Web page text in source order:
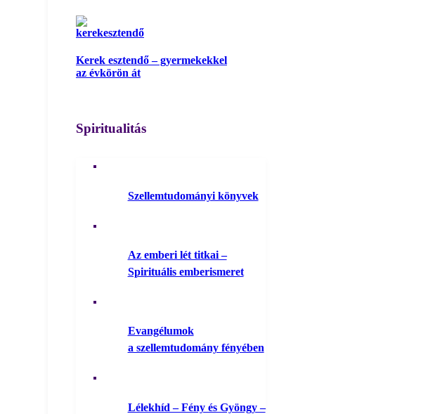
Kerek esztendő – gyermekekkel
az évkörön át
Spiritualitás
Szellemtudományi könyvek
Az emberi lét titkai –
Spirituális emberismeret
Evangélumok
a szellemtudomány fényében
Lélekhíd – Fény és Gyöngy –